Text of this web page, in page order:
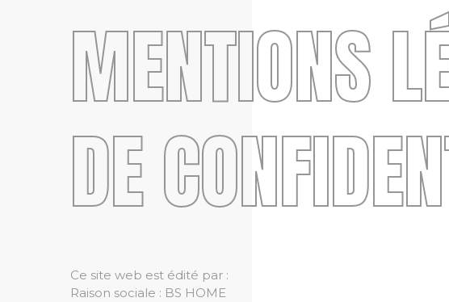
MENTIONS
DE
Ce site web est édité par :
Raison sociale : BS HOME